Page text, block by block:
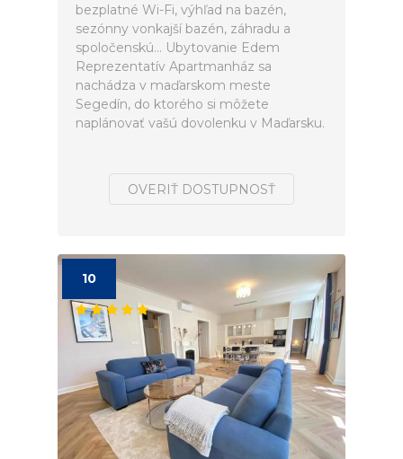
bezplatné Wi-Fi, výhľad na bazén,
sezónny vonkajší bazén, záhradu a
spoločenskú... Ubytovanie Edem
Reprezentatív Apartmanház sa
nachádza v maďarskom meste
Segedín, do ktorého si môžete
naplánovať vašú dovolenku v Maďarsku.
OVERIŤ DOSTUPNOSŤ
10